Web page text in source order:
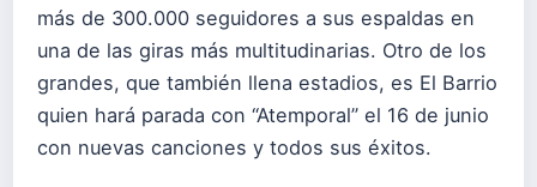
más de 300.000 seguidores a sus espaldas en
una de las giras más multitudinarias. Otro de los
grandes, que también llena estadios, es El Barrio
quien hará parada con “Atemporal” el 16 de junio
con nuevas canciones y todos sus éxitos.